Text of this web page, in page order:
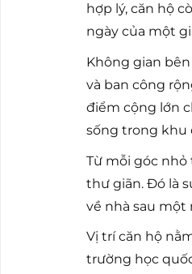
hợp lý, căn hộ
ngày của một
Không gian
và ban công
điểm cộng lớn
sống trong khu
Từ mỗi góc nhỏ
thư giãn. Đó là
về nhà sau một
Vị trí căn hộ
trường học